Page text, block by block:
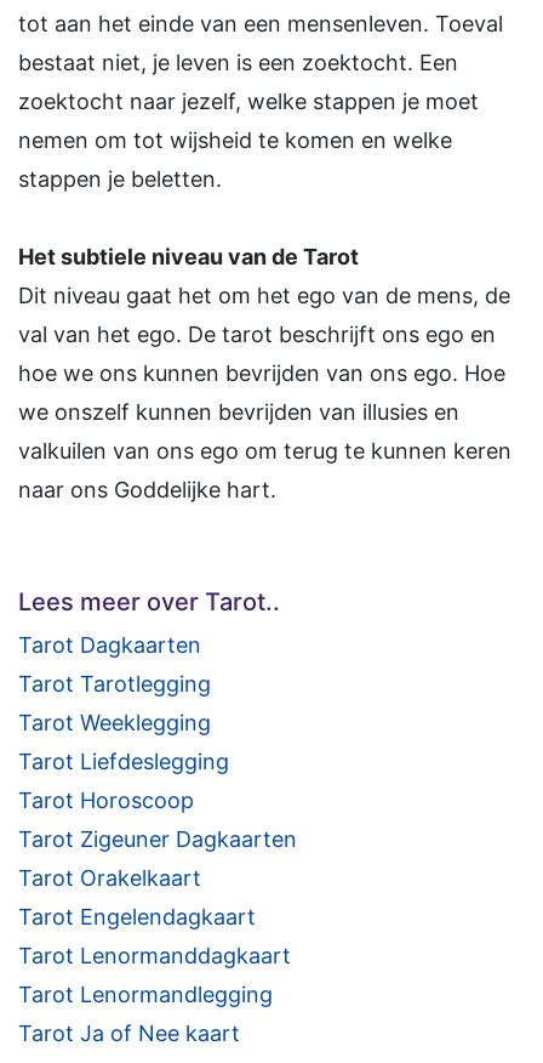
tot aan het einde van een mensenleven. Toeval
bestaat niet, je leven is een zoektocht. Een
zoektocht naar jezelf, welke stappen je moet
nemen om tot wijsheid te komen en welke
stappen je beletten.
Het subtiele niveau van de Tarot
Dit niveau gaat het om het ego van de mens, de
val van het ego. De tarot beschrijft ons ego en
hoe we ons kunnen bevrijden van ons ego. Hoe
we onszelf kunnen bevrijden van illusies en
valkuilen van ons ego om terug te kunnen keren
naar ons Goddelijke hart.
Lees meer over Tarot..
Tarot Dagkaarten
Tarot Tarotlegging
Tarot Weeklegging
Tarot Liefdeslegging
Tarot Horoscoop
Tarot Zigeuner Dagkaarten
Tarot Orakelkaart
Tarot Engelendagkaart
Tarot Lenormanddagkaart
Tarot Lenormandlegging
Tarot Ja of Nee kaart